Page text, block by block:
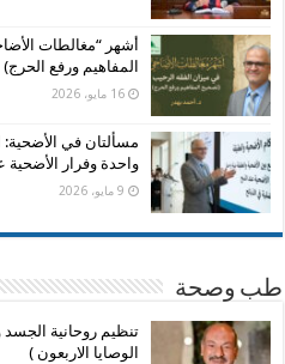
أشهر “مغالطات
المفاهيم ورفع الحرج)
16 مايو، 2026
مسألتان في الأضحية:
واحدة وفرار الأضحية
9 مايو، 2026
طب وصحة
تنظيم روحانية الجسد
الوصايا الاربعون )